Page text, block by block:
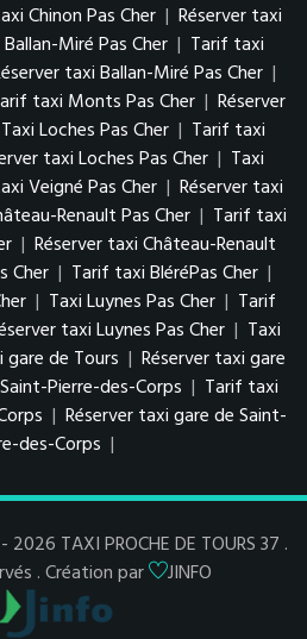
Chinon Pas Cher | Réserver taxi
Miré Pas Cher | Tarif taxi
taxi Ballan-Miré Pas Cher |
taxi Monts Pas Cher | Réserver
Taxi Loches Pas Cher | Tarif taxi
taxi Loches Pas Cher | Taxi
Veigné Pas Cher | Réserver taxi
Renault Pas Cher | Tarif taxi
| Réserver taxi Château-Renault
Cher | Tarif taxi BléréPas Cher |
| Taxi Luynes Pas Cher | Tarif
taxi Luynes Pas Cher | Taxi
de Tours | Réserver taxi gare
Pierre-des-Corps | Tarif taxi
| Réserver taxi gare de Saint-
des-Corps |
TAXI PROCHE DE TOURS 37 .
. Création par
JINFO